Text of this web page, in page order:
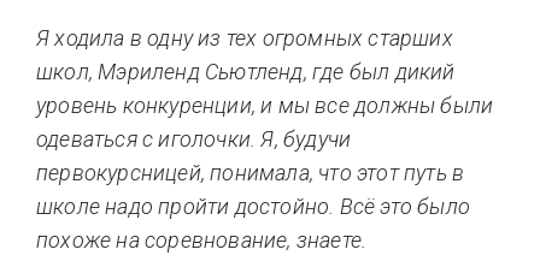
Я ходила в одну из тех огромных старших
школ, Мэриленд Сьютленд, где был дикий
уровень конкуренции, и мы все должны были
одеваться с иголочки. Я, будучи
первокурсницей, понимала, что этот путь в
школе надо пройти достойно. Всё это было
похоже на соревнование, знаете.